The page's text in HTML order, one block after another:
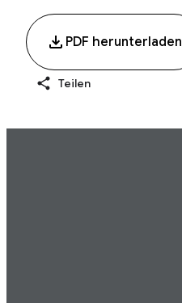
PDF herunterladen
Teilen